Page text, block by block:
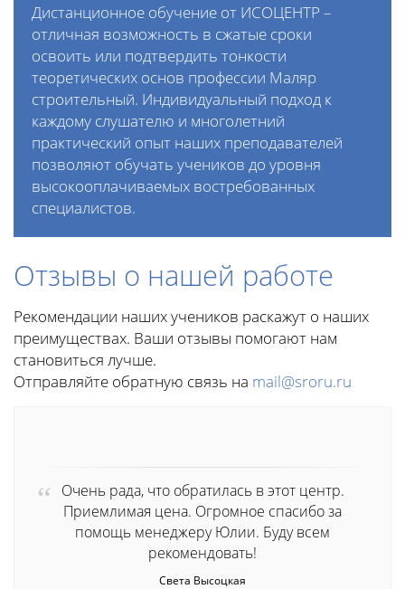
Дистанционное обучение от ИСОЦЕНТР –
отличная возможность в сжатые сроки
освоить или подтвердить тонкости
теоретических основ профессии Маляр
строительный. Индивидуальный подход к
каждому слушателю и многолетний
практический опыт наших преподавателей
позволяют обучать учеников до уровня
высокооплачиваемых востребованных
специалистов.
Отзывы о нашей работе
Рекомендации наших учеников раскажут о наших
преимуществах. Ваши отзывы помогают нам
становиться лучше.
Отправляйте обратную связь на mail@sroru.ru
Очень рада, что обратилась в этот центр.
Приемлимая цена. Огромное спасибо за
помощь менеджеру Юлии. Буду всем
рекомендовать!
Света Высоцкая